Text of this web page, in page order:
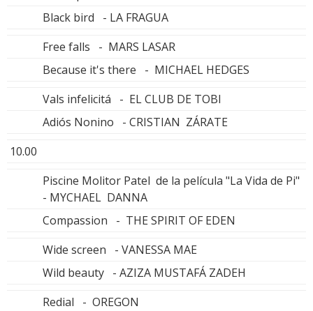
Black bird - LA FRAGUA
Free falls - MARS LASAR
Because it's there - MICHAEL HEDGES
Vals infelicitá - EL CLUB DE TOBI
Adiós Nonino - CRISTIAN ZÁRATE
10.00
Piscine Molitor Patel de la película "La Vida de Pi"
- MYCHAEL DANNA
Compassion - THE SPIRIT OF EDEN
Wide screen - VANESSA MAE
Wild beauty - AZIZA MUSTAFÁ ZADEH
Redial - OREGON